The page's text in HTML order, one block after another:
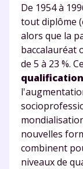
De 1954 à
tout diplôme
alors que la
baccalauréat
de 5 à 23 %.
nouvelles
combinent
niveaux de